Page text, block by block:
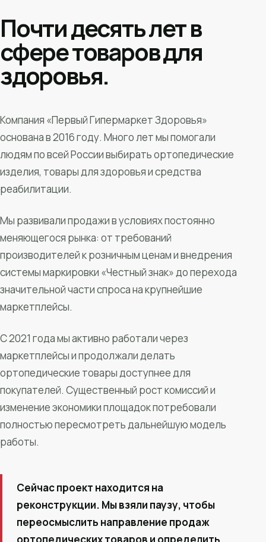
Почти десять лет в
сфере товаров для
здоровья.
Компания «Первый Гипермаркет Здоровья»
основана в 2016 году. Много лет мы помогали
людям по всей России выбирать ортопедические
изделия, товары для здоровья и средства
реабилитации.
Мы развивали продажи в условиях постоянно
меняющегося рынка: от требований
производителей к розничным ценам и внедрения
системы маркировки «Честный знак» до перехода
значительной части спроса на крупнейшие
маркетплейсы.
С 2021 года мы активно работали через
маркетплейсы и продолжали делать
ортопедические товары доступнее для
покупателей. Существенный рост комиссий и
изменение экономики площадок потребовали
полностью пересмотреть дальнейшую модель
работы.
Сейчас проект находится на
реконструкции. Мы взяли паузу, чтобы
переосмыслить направление продаж